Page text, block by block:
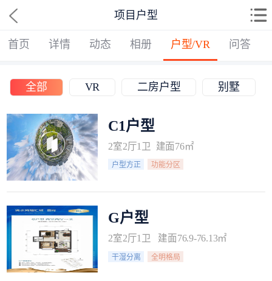
项目户型
首页 详情 动态 相册 户型/VR 问答
全部 VR 二房户型 别墅
C1户型
2室2厅1卫 建面76㎡
户型方正 功能分区
G户型
2室2厅1卫 建面76.9-76.13㎡
干湿分离 全明格局